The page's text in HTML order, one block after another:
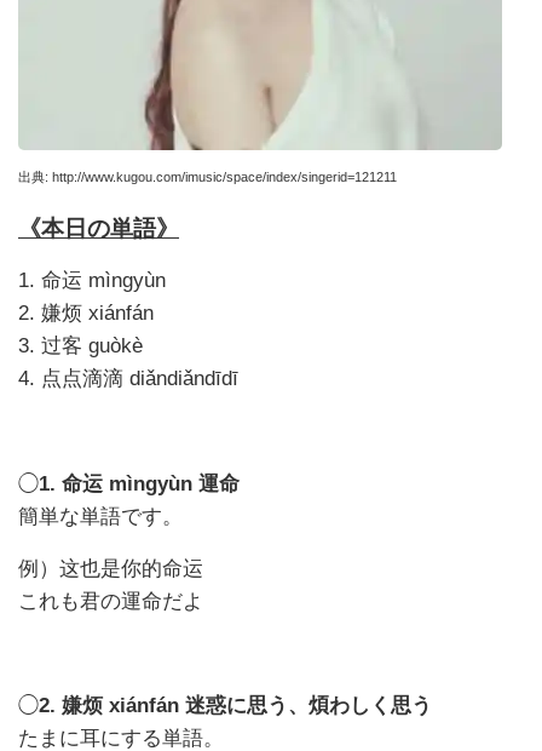
出典: http://www.kugou.com/imusic/space/index/singerid=121211
《本日の単語》
1. 命运 mìngyùn
2. 嫌烦 xiánfán
3. 过客 guòkè
4. 点点滴滴 diǎndiǎndīdī
◯1. 命运 mìngyùn 運命
簡単な単語です。
例） 这也是你的命运
これも君の運命だよ
◯2. 嫌烦 xiánfán 迷惑に思う、煩わしく思う
たまに耳にする単語。